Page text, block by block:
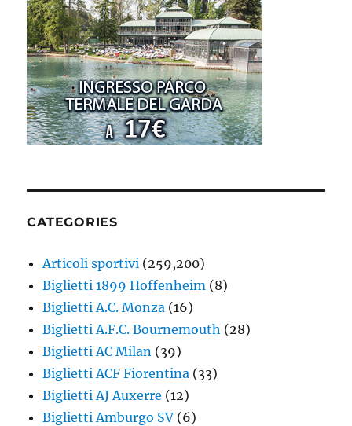
CATEGORIES
Articoli sportivi (259,200)
Biglietti 1899 Hoffenheim (8)
Biglietti A.C. Monza (16)
Biglietti A.F.C. Bournemouth (28)
Biglietti AC Milan (39)
Biglietti ACF Fiorentina (33)
Biglietti AJ Auxerre (12)
Biglietti Amburgo SV (6)